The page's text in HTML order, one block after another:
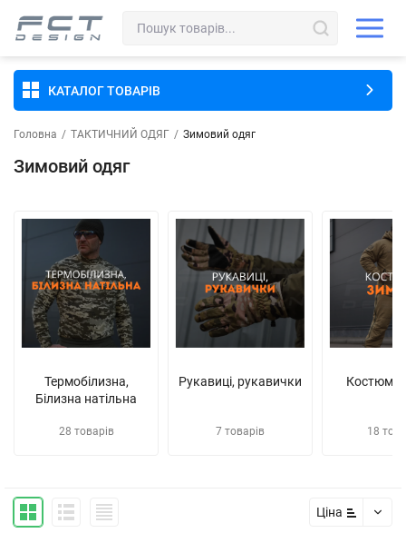
КАТАЛОГ ТОВАРІВ
Головна / ТАКТИЧНИЙ ОДЯГ / Зимовий одяг
Зимовий одяг
Термобілизна,
Білизна натільна
28 товарів
Рукавиці, рукавички
7 товарів
Костюми
18
Ціна